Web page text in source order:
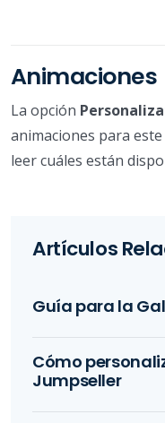
Animaciones
La opción
animaciones para
leer cuáles están
Artículos
Guía para la
Cómo
Jumpseller